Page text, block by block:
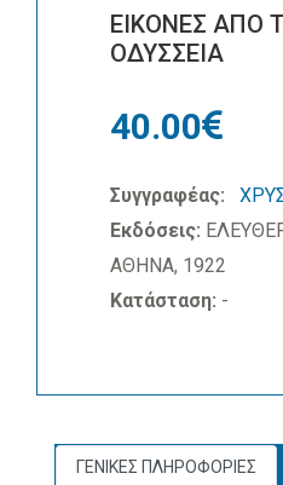
ΕΙΚΟΝΕΣ ΑΠΟ
ΟΔΥΣΣΕΙΑ
40.00
Συγγραφέας:
Εκδόσεις:
ΑΘΗΝΑ, 1922
Κατάσταση: -
ΓΕΝΙΚΕΣ ΠΛΗΡΟΦΟΡΙΕΣ